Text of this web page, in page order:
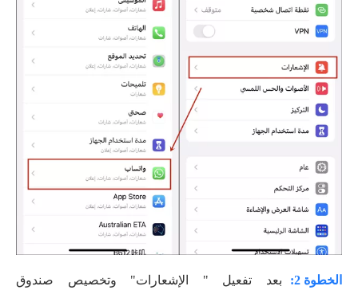
الخطوة 2:
بعد تفعيل " الإشعارات" وتخصيص صندوق